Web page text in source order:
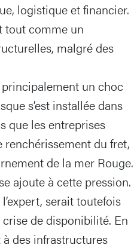
logistique et financier.
tout comme un
malgré des
principalement un choc
s’est installée dans
que les entreprises
du fret,
de la mer Rouge.
ajoute à cette pression.
serait toutefois
de disponibilité. En
des infrastructures